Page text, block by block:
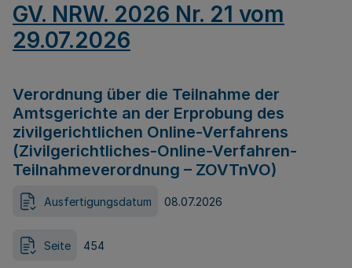
GV. NRW. 2026 Nr. 21 vom
29.07.2026
Verordnung über die Teilnahme der
Amtsgerichte an der Erprobung des
zivilgerichtlichen Online-Verfahrens
(Zivilgerichtliches-Online-Verfahren-
Teilnahmeverordnung – ZOVTnVO)
Ausfertigungsdatum 08.07.2026
Seite 454